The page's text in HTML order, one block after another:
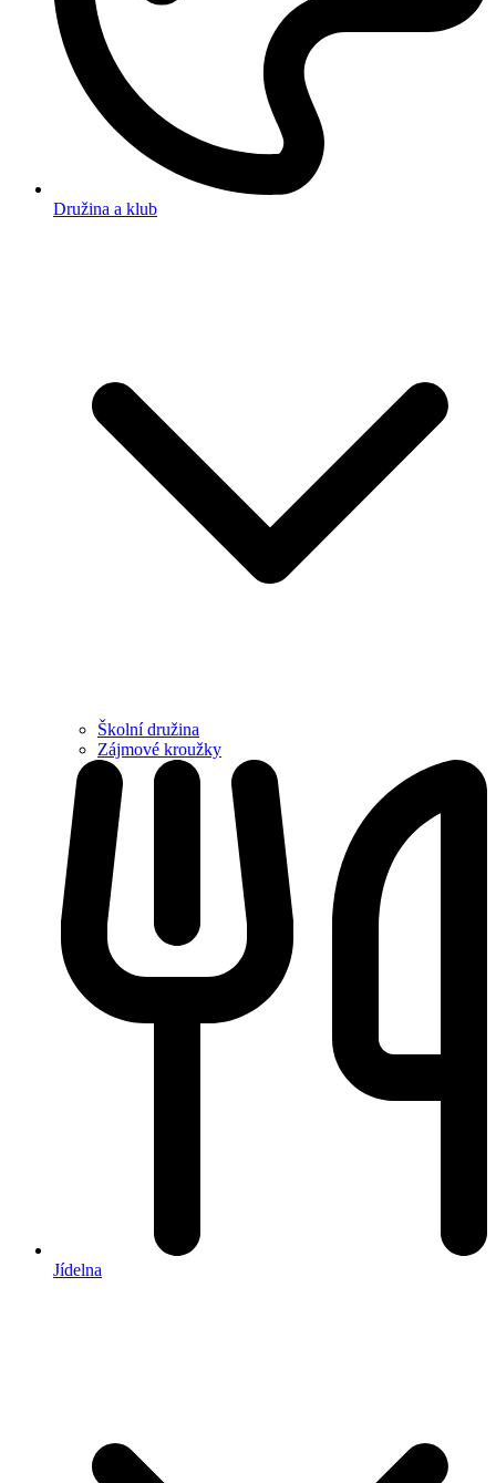
Družina a klub
Školní družina
Zájmové kroužky
Jídelna